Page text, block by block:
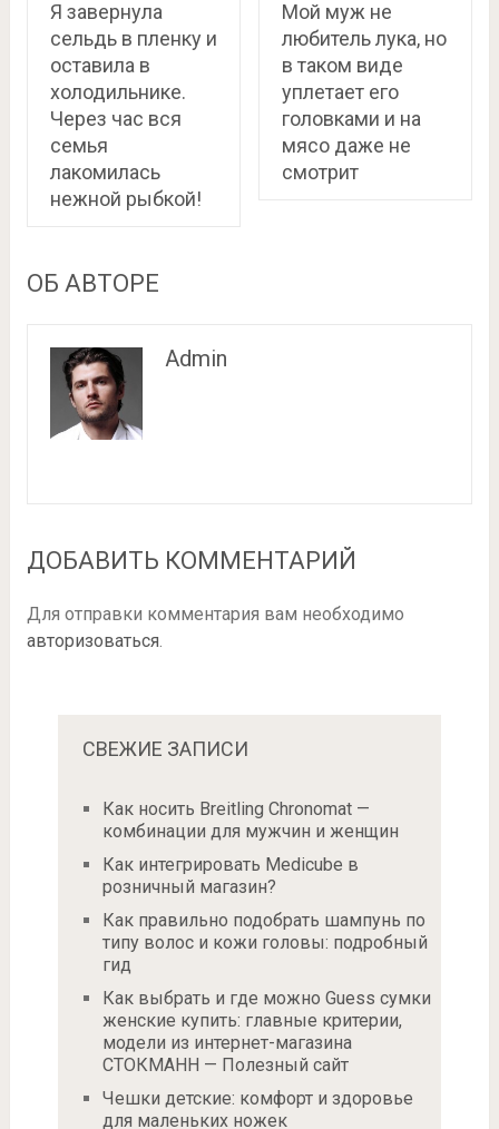
Я завернула
сельдь в пленку и
оставила в
холодильнике.
Через час вся
семья
лакомилась
нежной рыбкой!
Мой муж не
любитель лука, но
в таком виде
уплетает его
головками и на
мясо даже не
смотрит
ОБ АВТОРЕ
Admin
ДОБАВИТЬ КОММЕНТАРИЙ
Для отправки комментария вам необходимо
авторизоваться.
СВЕЖИЕ ЗАПИСИ
Как носить Breitling Chronomat —
комбинации для мужчин и женщин
Как интегрировать Medicube в
розничный магазин?
Как правильно подобрать шампунь по
типу волос и кожи головы: подробный
гид
Как выбрать и где можно Guess сумки
женские купить: главные критерии,
модели из интернет-магазина
СТОКМАНН — Полезный сайт
Чешки детские: комфорт и здоровье
для маленьких ножек